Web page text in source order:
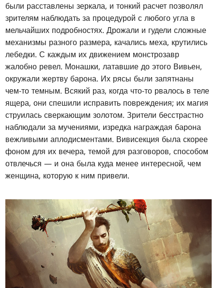
были расставлены зеркала, и тонкий расчет позволял
зрителям наблюдать за процедурой с любого угла в
мельчайших подробностях. Дрожали и гудели сложные
механизмы разного размера, качались меха, крутились
лебедки. С каждым их движением монстрозавр
жалобно ревел. Монашки, латавшие до этого Вивьен,
окружали жертву барона. Их рясы были запятнаны
чем-то темным. Всякий раз, когда что-то рвалось в теле
ящера, они спешили исправить повреждения; их магия
струилась сверкающим золотом. Зрители бесстрастно
наблюдали за мучениями, изредка награждая барона
вежливыми аплодисментами. Вивисекция была скорее
фоном для их вечера, темой для разговоров, способом
отвлечься — и она была куда менее интересной, чем
женщина, которую к ним привели.